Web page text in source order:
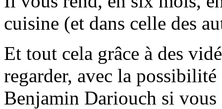
cuisine (et dans celle des
Et tout cela grâce à des
regarder, avec la possibilité
Benjamin Dariouch si